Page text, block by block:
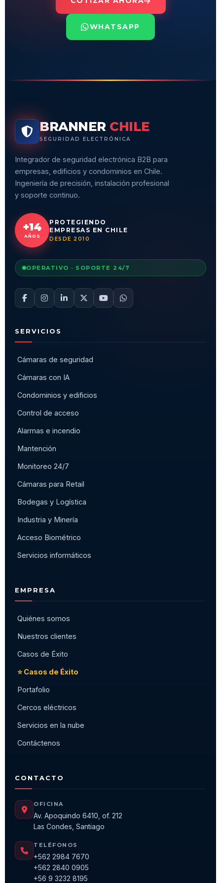
WHATSAPP
BRANNER CHILE
SEGURIDAD ELECTRÓNICA
Integrador de seguridad electrónica B2B para
empresas, edificios y condominios en Chile.
Ingeniería de precisión, instalación profesional
y soporte continuo.
+14
AÑOS
PROTEGIENDO
EMPRESAS EN CHILE
DESDE 2010
OPERATIVO · SOPORTE 24/7
SERVICIOS
Cámaras de seguridad
Cámaras con IA
Condominios y edificios
Control de acceso
Alarmas e incendio
Mantención
Monitoreo 24/7
Cámaras para Retail
Bodegas y Logística
Industria y Minería
Acceso Biométrico
Servicios informáticos
EMPRESA
Quiénes somos
Nuestros clientes
Casos de Éxito
⭐ Casos de Éxito
Portafolio
Cercos eléctricos
Servicios en la nube
Contáctenos
CONTACTO
OFICINA
Av. Apoquindo 6410, of. 212
Las Condes, Santiago
TELÉFONOS
+562 2984 7670
+562 2840 0905
+56 9 3232 8195